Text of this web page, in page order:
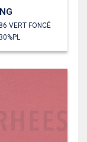
VERT FONCÉ